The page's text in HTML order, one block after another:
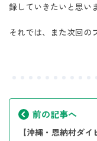
録していきたいと思い
それでは、また次回の
前の記事へ
【沖縄・恩納村ダ